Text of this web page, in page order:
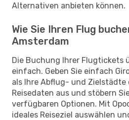
Alternativen anbieten können.
Wie Sie Ihren Flug
Amsterdam
Die Buchung Ihrer Flugtickets
einfach. Geben Sie einfach
als Ihre Abflug- und Zielstädte
Reisedaten aus und stöbern
verfügbaren Optionen. Mit
ideales Reiseziel auswählen